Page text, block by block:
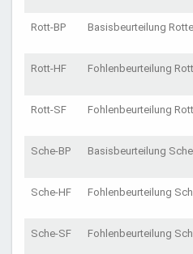
Rott-BP Basisbeurteilung
Rott-HF Fohlenbeurteilung
Rott-SF Fohlenbeurteilung
Sche-BP Basisbeurteilung
Sche-HF Fohlenbeurteilung
Sche-SF Fohlenbeurteilung